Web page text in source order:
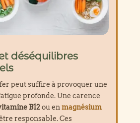
déséquilibres
peut suffire à provoquer une
profonde. Une carence
B12ou en magnésium
responsable. Ces